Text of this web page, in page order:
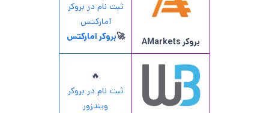
بروکر AMarkets
ثبت نام در بروکر
آمارکتس
🚀بروکر آمارکتس
🔥
ثبت نام در بروکر
ویندزور